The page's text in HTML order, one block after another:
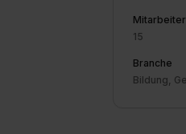
Mitarbeiter
15
Branche
Bildung,